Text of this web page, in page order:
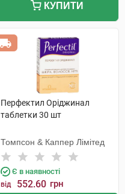
КУПИТИ
Перфектил Оріджинал
таблетки 30 шт
Томпсон & Каппер Лімітед
Є в наявності
від 552.60 грн